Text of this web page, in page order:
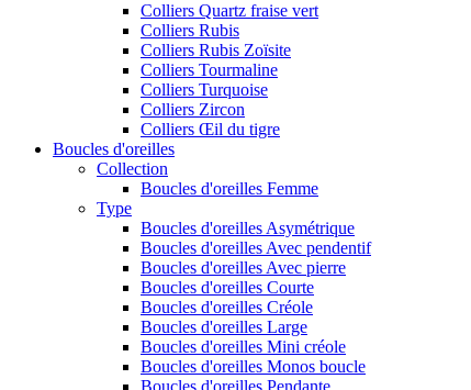
Colliers Quartz fraise vert
Colliers Rubis
Colliers Rubis Zoïsite
Colliers Tourmaline
Colliers Turquoise
Colliers Zircon
Colliers Œil du tigre
Boucles d'oreilles
Collection
Boucles d'oreilles Femme
Type
Boucles d'oreilles Asymétrique
Boucles d'oreilles Avec pendentif
Boucles d'oreilles Avec pierre
Boucles d'oreilles Courte
Boucles d'oreilles Créole
Boucles d'oreilles Large
Boucles d'oreilles Mini créole
Boucles d'oreilles Monos boucle
Boucles d'oreilles Pendante